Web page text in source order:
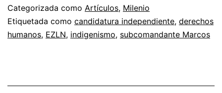
Categorizada como Artículos, Milenio
Etiquetada como candidatura independiente, derechos
humanos, EZLN, indigenismo, subcomandante Marcos